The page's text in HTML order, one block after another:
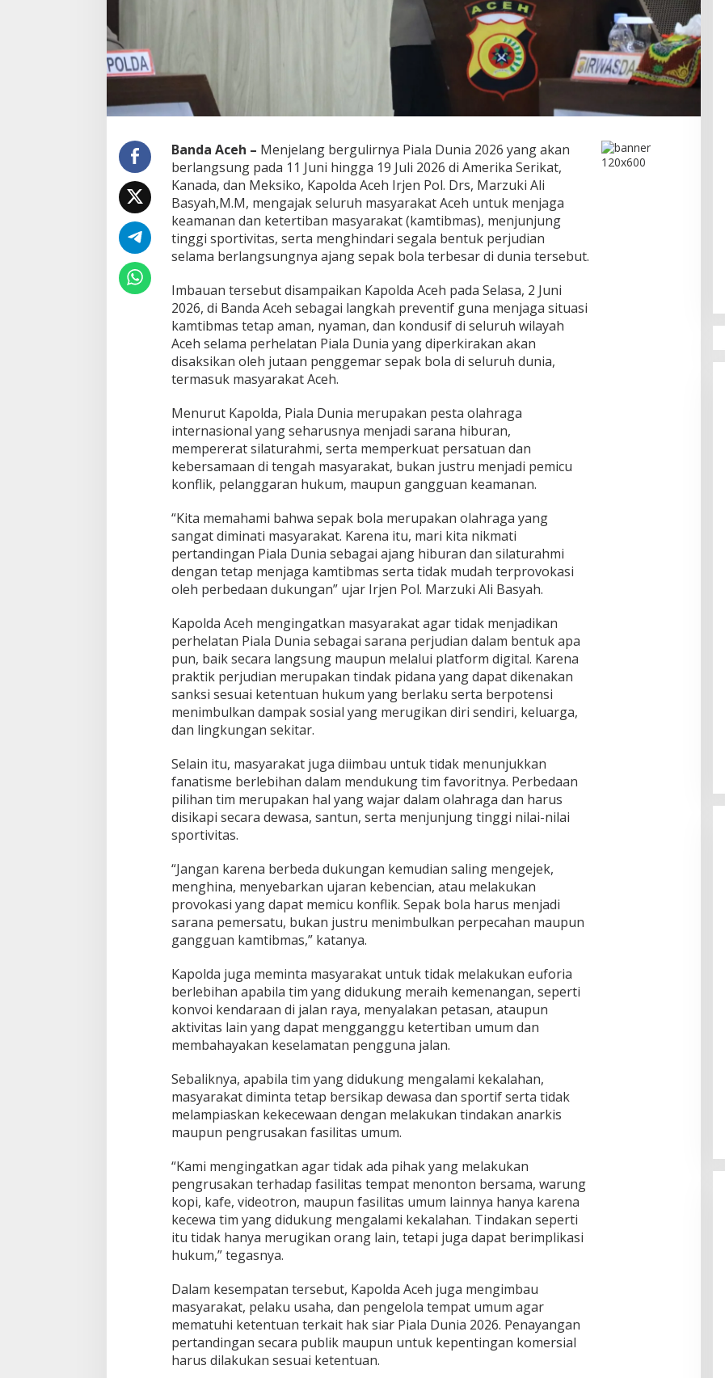
,
n
j
u
n
g
S
p
o
t
i
v
i
t
a
s
a
n
H
i
d
r
i
J
d
i
a
a
P
i
a
l
a
D
n
i
a
2
0
Banda Aceh – Menjelang bergulirnya Piala Dunia 2026 yang akan
berlangsung pada 11 Juni hingga 19 Juli 2026 di Amerika Serikat,
Kanada, dan Meksiko, Kapolda Aceh Irjen Pol. Drs, Marzuki Ali
Basyah,M.M, mengajak seluruh masyarakat Aceh untuk menjaga
keamanan dan ketertiban masyarakat (kamtibmas), menjunjung
tinggi sportivitas, serta menghindari segala bentuk perjudian
selama berlangsungnya ajang sepak bola terbesar di dunia tersebut.
Imbauan tersebut disampaikan Kapolda Aceh pada Selasa, 2 Juni
2026, di Banda Aceh sebagai langkah preventif guna menjaga situasi
kamtibmas tetap aman, nyaman, dan kondusif di seluruh wilayah
Aceh selama perhelatan Piala Dunia yang diperkirakan akan
disaksikan oleh jutaan penggemar sepak bola di seluruh dunia,
termasuk masyarakat Aceh.
Menurut Kapolda, Piala Dunia merupakan pesta olahraga
internasional yang seharusnya menjadi sarana hiburan,
mempererat silaturahmi, serta memperkuat persatuan dan
kebersamaan di tengah masyarakat, bukan justru menjadi pemicu
konflik, pelanggaran hukum, maupun gangguan keamanan.
“Kita memahami bahwa sepak bola merupakan olahraga yang
sangat diminati masyarakat. Karena itu, mari kita nikmati
pertandingan Piala Dunia sebagai ajang hiburan dan silaturahmi
dengan tetap menjaga kamtibmas serta tidak mudah terprovokasi
oleh perbedaan dukungan” ujar Irjen Pol. Marzuki Ali Basyah.
Kapolda Aceh mengingatkan masyarakat agar tidak menjadikan
perhelatan Piala Dunia sebagai sarana perjudian dalam bentuk apa
pun, baik secara langsung maupun melalui platform digital. Karena
praktik perjudian merupakan tindak pidana yang dapat dikenakan
sanksi sesuai ketentuan hukum yang berlaku serta berpotensi
menimbulkan dampak sosial yang merugikan diri sendiri, keluarga,
dan lingkungan sekitar.
Selain itu, masyarakat juga diimbau untuk tidak menunjukkan
fanatisme berlebihan dalam mendukung tim favoritnya. Perbedaan
pilihan tim merupakan hal yang wajar dalam olahraga dan harus
disikapi secara dewasa, santun, serta menjunjung tinggi nilai-nilai
sportivitas.
“Jangan karena berbeda dukungan kemudian saling mengejek,
menghina, menyebarkan ujaran kebencian, atau melakukan
provokasi yang dapat memicu konflik. Sepak bola harus menjadi
sarana pemersatu, bukan justru menimbulkan perpecahan maupun
gangguan kamtibmas,” katanya.
Kapolda juga meminta masyarakat untuk tidak melakukan euforia
berlebihan apabila tim yang didukung meraih kemenangan, seperti
konvoi kendaraan di jalan raya, menyalakan petasan, ataupun
aktivitas lain yang dapat mengganggu ketertiban umum dan
membahayakan keselamatan pengguna jalan.
Sebaliknya, apabila tim yang didukung mengalami kekalahan,
masyarakat diminta tetap bersikap dewasa dan sportif serta tidak
melampiaskan kekecewaan dengan melakukan tindakan anarkis
maupun pengrusakan fasilitas umum.
“Kami mengingatkan agar tidak ada pihak yang melakukan
pengrusakan terhadap fasilitas tempat menonton bersama, warung
kopi, kafe, videotron, maupun fasilitas umum lainnya hanya karena
kecewa tim yang didukung mengalami kekalahan. Tindakan seperti
itu tidak hanya merugikan orang lain, tetapi juga dapat berimplikasi
hukum,” tegasnya.
Dalam kesempatan tersebut, Kapolda Aceh juga mengimbau
masyarakat, pelaku usaha, dan pengelola tempat umum agar
mematuhi ketentuan terkait hak siar Piala Dunia 2026. Penayangan
pertandingan secara publik maupun untuk kepentingan komersial
harus dilakukan sesuai ketentuan.